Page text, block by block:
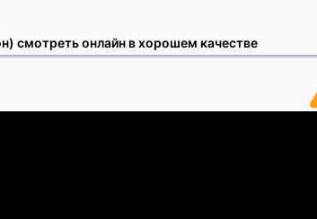
смотреть онлайн в хорошем качестве